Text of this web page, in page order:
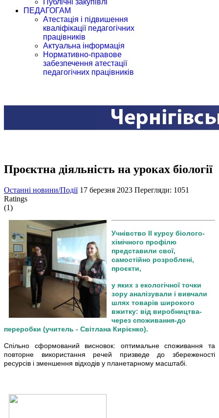
Публічні закупівлі
ПЕДАГОГАМ
Атестація і підвишення
кваліфікації педагогічних
працівників
Актуальна інформація
Нормативно-правове
забезпечення атестації
педагогічних працівників
Проєктна діяльність на уроках біології
Останні новини/Події 17 березня 2023 Перегляди: 1051
Ratings
(1)
Учнівство ІІ курсу біолого-
хімічного профілю
представили свої,
самостійно розроблені,
проєкти,
у яких з екологічної точки
зору аналізували і вивчали
шлях товарів широкого
вжитку: від виробництва-
через споживання-до
переробки (учитель - Світлана Кирієнко).
Спільно сформований висновок: оптимальне споживання та
повторне використання речей призведе до збереженості
ресурсів і зменшення відходів у планетарному масштабі.